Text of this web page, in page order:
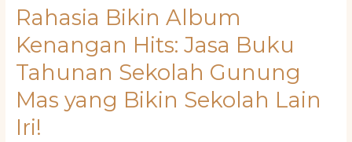
Rahasia Bikin Album
Kenangan Hits: Jasa Buku
Tahunan Sekolah Gunung
Mas yang Bikin Sekolah Lain
Iri!